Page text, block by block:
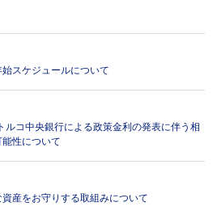
スケジュールについて
ルコ中央銀行による政策金利の発表に伴う相
性について
資産をお守りする取組みについて